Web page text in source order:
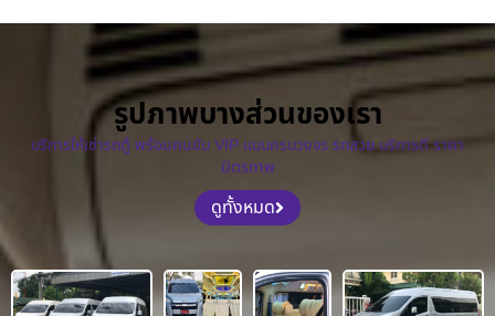
รูปภาพบางส่วนของเรา
บริการให้เช่ารถตู้ พร้อมคนขับ VIP แบบครบวงจร รถสวย บริการดี ราคา
มิตรภาพ
ดูทั้งหมด